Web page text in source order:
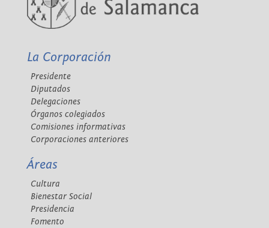
La Corporación
Presidente
Diputados
Delegaciones
Órganos colegiados
Comisiones informativas
Corporaciones anteriores
Áreas
Cultura
Bienestar Social
Presidencia
Fomento